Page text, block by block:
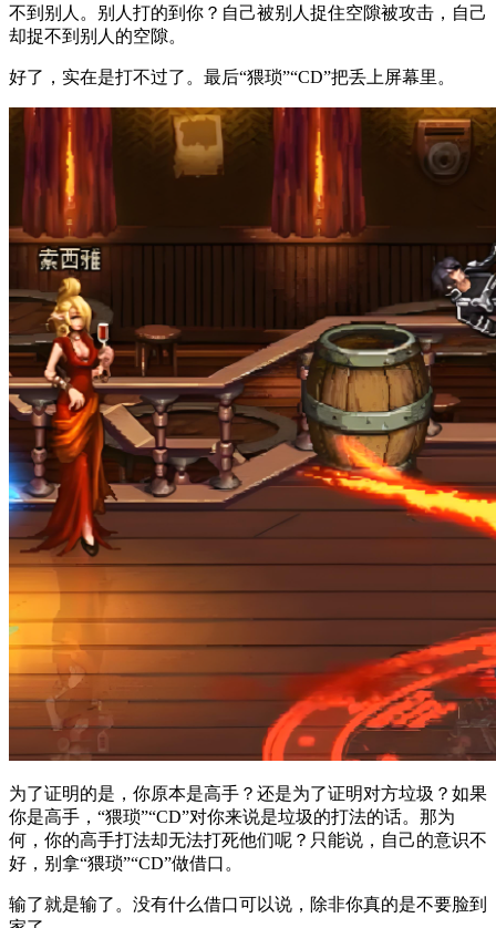
不到别人。别人打的到你？自己被别人捉住空隙被攻击，自己
却捉不到别人的空隙。
好了，实在是打不过了。最后“猥琐”“CD”把丢上屏幕里。
为了证明的是，你原本是高手？还是为了证明对方垃圾？如果
你是高手，“猥琐”“CD”对你来说是垃圾的打法的话。那为
何，你的高手打法却无法打死他们呢？只能说，自己的意识不
好，别拿“猥琐”“CD”做借口。
输了就是输了。没有什么借口可以说，除非你真的是不要脸到